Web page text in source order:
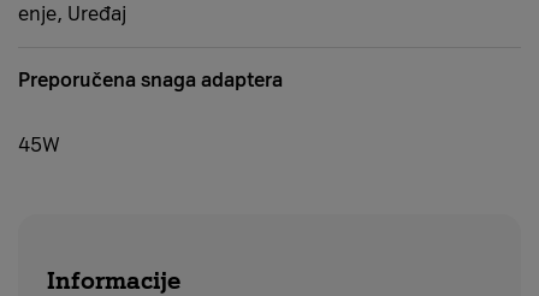
enje, Uređaj
Preporučena snaga adaptera
45W
Informacije